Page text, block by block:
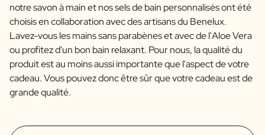
notre savon à main et nos sels de bain personnalisés ont été
choisis en collaboration avec des artisans du Benelux.
Lavez-vous les mains sans parabènes et avec de l'Aloe Vera
ou profitez d'un bon bain relaxant. Pour nous, la qualité du
produit est au moins aussi importante que l'aspect de votre
cadeau. Vous pouvez donc être sûr que votre cadeau est de
grande qualité.